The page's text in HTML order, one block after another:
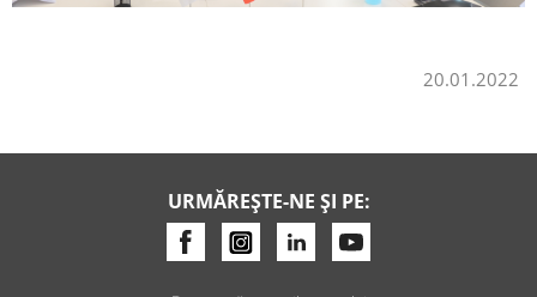
20.01.2022
URMĂREȘTE-NE ȘI PE: